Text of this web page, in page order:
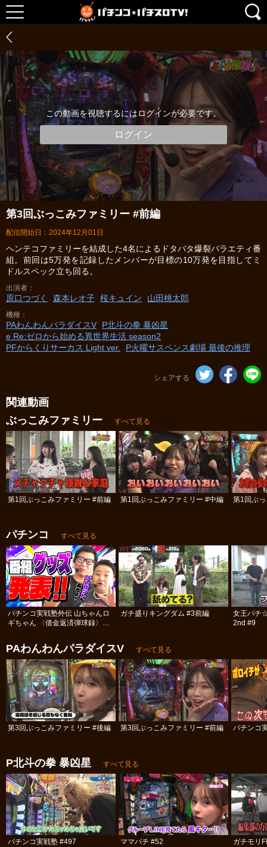
この動画を視聴するにはログインが必要です。
ログイン
第3回ぶっこみファミリー #前編
配信開始日：2024年12月01日
ヘンテコファミリーを結成した4名によるドタバタ爆裂バラエティ番
組。前回は5万発を記録したメンバーが目標の10万発を目指してミ
ドルスペック立ち回る。
出演者
原口つづく 森本レオ子 桜キュイン 山田桃太郎
機種
PAわんわんパラダイスV
P北斗の拳 暴凶星
e Re:ゼロから始める異世界生活 season2
PFからくりサーカス Light ver.
P火曜サスペンス劇場 最後の推理
シェアする
関連動画
ぶっこみファミリー
すべて見る
第1回ぶっこみファミリー #前編 第1回ぶっこみファミリー #中編 第1回ぶ
パチンコ すべて見る
パチンコ実戦塾外伝 山ちゃんロ
ギちゃん 〈借金返済弾球録〉
ガチ盛りキングダム #3前編
女王パチ
2nd #9
PAわんわんパラダイスV すべて見る
第3回ぶっこみファミリー #後編 第3回ぶっこみファミリー #前編 パチンコ
P北斗の拳 暴凶星 すべて見る
パチンコ実戦塾 #497 ママパチ #52 ガチモリ